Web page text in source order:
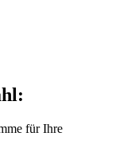
für Ihre